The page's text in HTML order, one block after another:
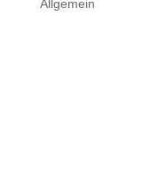
Allgemein